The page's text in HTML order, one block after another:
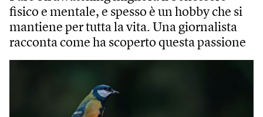
fisico e mentale, e spesso è un hobby che si
mantiene per tutta la vita. Una giornalista
racconta come ha scoperto questa passione